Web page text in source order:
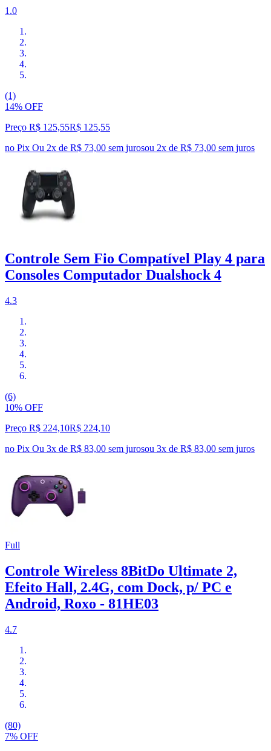
1.0
(1)
14% OFF
Preço R$ 125,55R$ 125,55
no Pix Ou 2x de R$ 73,00 sem jurosou 2x de R$ 73,00 sem juros
Controle Sem Fio Compatível Play 4 para
Consoles Computador Dualshock 4
4.3
(6)
10% OFF
Preço R$ 224,10R$ 224,10
no Pix Ou 3x de R$ 83,00 sem jurosou 3x de R$ 83,00 sem juros
Full
Controle Wireless 8BitDo Ultimate 2,
Efeito Hall, 2.4G, com Dock, p/ PC e
Android, Roxo - 81HE03
4.7
(80)
7% OFF